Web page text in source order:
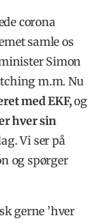
corona
samle os
Simon
m.m. Nu
med EKF,og
hver sin
Vi ser på
og spørger
gerne ’hver